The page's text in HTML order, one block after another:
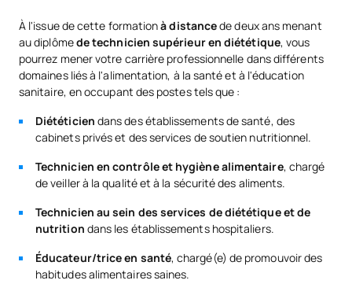
À l'issue de cette formationà distancede deux ans menant
au diplômede technicien supérieur en diététique, vous
pourrez mener votre carrière professionnelle dans différents
domaines liés à l'alimentation, à la santé et à l'éducation
sanitaire, en occupant des postes tels que :
Diététicien dans des établissements de santé, des
cabinets privés et des services de soutien nutritionnel.
Technicien en contrôle et hygiène alimentaire, chargé
de veiller à la qualité et à la sécurité des aliments.
Technicien au sein des services de diététique et de
nutrition dans les établissements hospitaliers.
Éducateur/trice en santé, chargé(e) de promouvoir des
habitudes alimentaires saines.